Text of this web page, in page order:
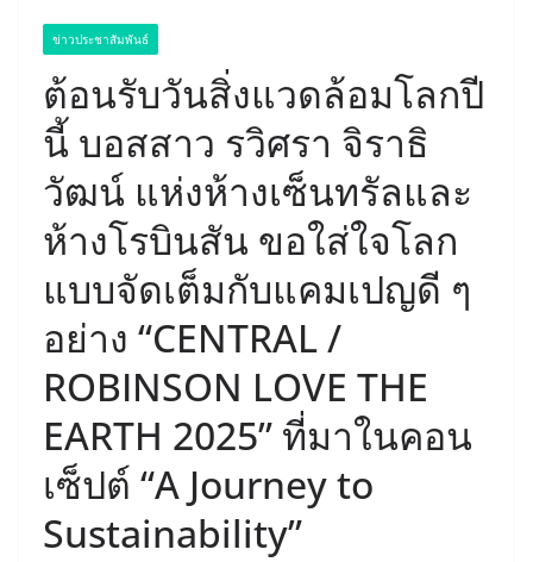
ข่าวประชาสัมพันธ์
ต้อนรับวันสิ่งแวดล้อมโลกปี
นี้ บอสสาว รวิศรา จิราธิ
วัฒน์ แห่งห้างเซ็นทรัลและ
ห้างโรบินสัน ขอใส่ใจโลก
แบบจัดเต็มกับแคมเปญดี ๆ
อย่าง “CENTRAL /
ROBINSON LOVE THE
EARTH 2025” ที่มาในคอน
เซ็ปต์ “A Journey to
Sustainability”